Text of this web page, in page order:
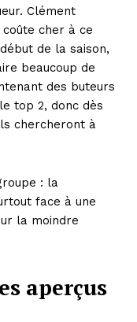
Clément
cher à ce
de la saison,
beaucoup de
des buteurs
top 2, donc dès
chercheront à
: la
face à une
la moindre
aperçus